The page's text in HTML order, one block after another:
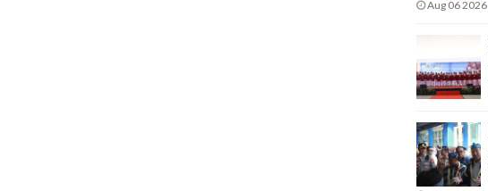
Aug 06 2026